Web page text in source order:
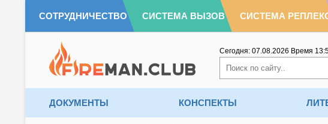
СОТРУДНИЧЕСТВО СИСТЕМА ВЫЗОВ СИСТЕМА
Сегодня: 07.08.2026 Время 13:
ДОКУМЕНТЫ КОНСПЕКТЫ